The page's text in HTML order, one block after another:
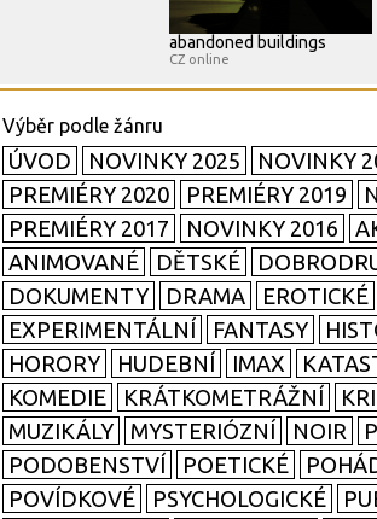
abandoned buildings
CZ online
ÚVOD NOVINKY 2025
NOVINKY
PREMIÉRY 2020
PREMIÉRY 2019
PREMIÉRY 2017
NOVINKY 2016
ANIMOVANÉ
DĚTSKÉ
DOKUMENTY
DRAMA
EROTICKÉ
EXPERIMENTÁLNÍ
FANTASY
HORORY
HUDEBNÍ IMAX
KOMEDIE
KRÁTKOMETRÁŽNÍ
MUZIKÁLY
MYSTERIÓZNÍ NOIR
PODOBENSTVÍ
POETICKÉ
POVÍDKOVÉ
PSYCHOLOGICKÉ